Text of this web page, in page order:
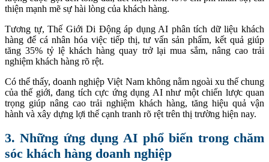
thiện mạnh mẽ sự hài lòng của khách hàng.
Tương tự, Thế Giới Di Động áp dụng AI phân tích dữ liệu khách
hàng để cá nhân hóa việc tiếp thị, tư vấn sản phẩm, kết quả giúp
tăng 35% tỷ lệ khách hàng quay trở lại mua sắm, nâng cao trải
nghiệm khách hàng rõ rệt.
Có thể thấy, doanh nghiệp Việt Nam không nằm ngoài xu thế chung
của thế giới, đang tích cực ứng dụng AI như một chiến lược quan
trọng giúp nâng cao trải nghiệm khách hàng, tăng hiệu quả vận
hành và xây dựng lợi thế cạnh tranh rõ rệt trên thị trường hiện nay.
3. Những ứng dụng AI phổ biến trong chăm
sóc khách hàng doanh nghiệp